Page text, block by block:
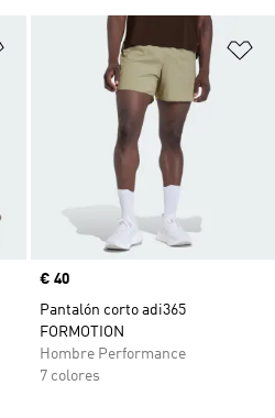
Añadir a la lista de deseos
Precio
€ 40
Pantalón corto adi365
FORMOTION
Hombre Performance
7 colores